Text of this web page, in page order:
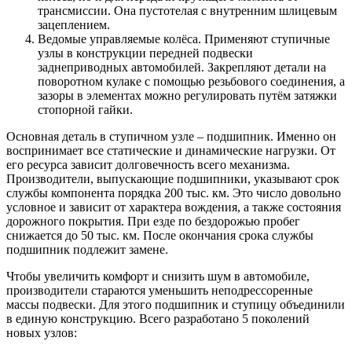
трансмиссии. Она пустотелая с внутренним шлицевым
зацеплением.
Ведомые управляемые колёса. Применяют ступичные
узлы в конструкции передней подвески
заднеприводных автомобилей. Закрепляют детали на
поворотном кулаке с помощью резьбового соединения, а
зазоры в элементах можно регулировать путём затяжки
стопорной гайки.
Основная деталь в ступичном узле – подшипник. Именно он
воспринимает все статические и динамические нагрузки. От
его ресурса зависит долговечность всего механизма.
Производители, выпускающие подшипники, указывают срок
службы компонента порядка 200 тыс. км. Это число довольно
условное и зависит от характера вождения, а также состояния
дорожного покрытия. При езде по бездорожью пробег
снижается до 50 тыс. км. После окончания срока службы
подшипник подлежит замене.
Чтобы увеличить комфорт и снизить шум в автомобиле,
производители стараются уменьшить неподрессоренные
массы подвески. Для этого подшипник и ступицу объединили
в единую конструкцию. Всего разработано 5 поколений
новых узлов: